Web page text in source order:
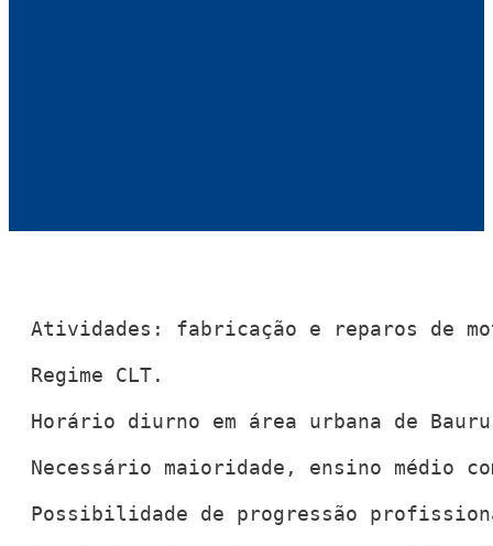
Atividades: fabricação e reparos de
Regime CLT.
Horário diurno em área urbana de
Necessário maioridade, ensino
Possibilidade de progressão